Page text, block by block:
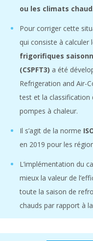
ou les climats
Pour corriger cette
qui consiste à calculer
frigorifiques
(CSPFT3) a été
Refrigeration and Air-
test et la classification
pompes à chaleur.
Il s’agit de la norme
en 2019 pour les
L’implémentation du
mieux la valeur de
toute la saison de
chauds par rapport à